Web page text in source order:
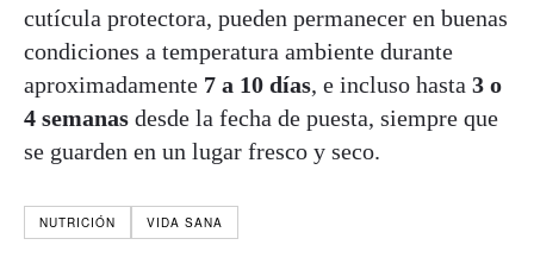
cutícula protectora, pueden permanecer en buenas
condiciones a temperatura ambiente durante
aproximadamente 7 a 10 días, e incluso hasta 3 o
4 semanas desde la fecha de puesta, siempre que
se guarden en un lugar fresco y seco.
NUTRICIÓN VIDA SANA